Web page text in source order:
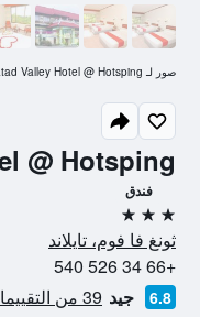
@ Hotsping
فندق
3 نجوم
ثونغ فا فوم، تايلاند
+66 34 526 540
6.8 جيد 39 من التقييمات تم التحقق منها
صور لـ Phatad Valley Hotel @ Hotsping